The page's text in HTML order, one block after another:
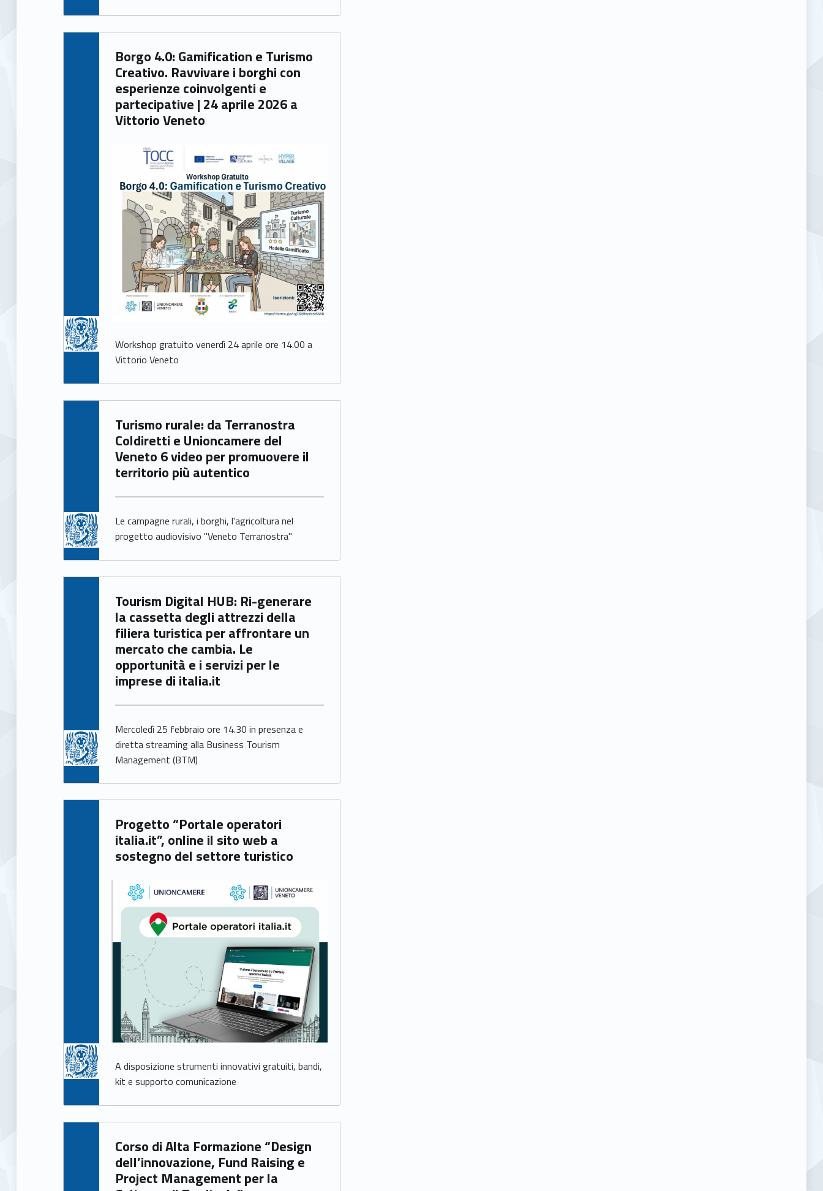
Borgo 4.0: Gamification e Turismo
Creativo. Ravvivare i borghi con
esperienze coinvolgenti e
partecipative | 24 aprile 2026 a
Vittorio Veneto
Workshop gratuito venerdì 24 aprile ore 14.00 a
Vittorio Veneto
Turismo rurale: da Terranostra
Coldiretti e Unioncamere del
Veneto 6 video per promuovere il
territorio più autentico
Le campagne rurali, i borghi, l'agricoltura nel
progetto audiovisivo "Veneto Terranostra"
Tourism Digital HUB: Ri-generare
la cassetta degli attrezzi della
filiera turistica per affrontare un
mercato che cambia. Le
opportunità e i servizi per le
imprese di italia.it
Mercoledì 25 febbraio ore 14.30 in presenza e
diretta streaming alla Business Tourism
Management (BTM)
Progetto “Portale operatori
italia.it”, online il sito web a
sostegno del settore turistico
A disposizione strumenti innovativi gratuiti, bandi,
kit e supporto comunicazione
Corso di Alta Formazione “Design
dell’innovazione, Fund Raising e
Project Management per la